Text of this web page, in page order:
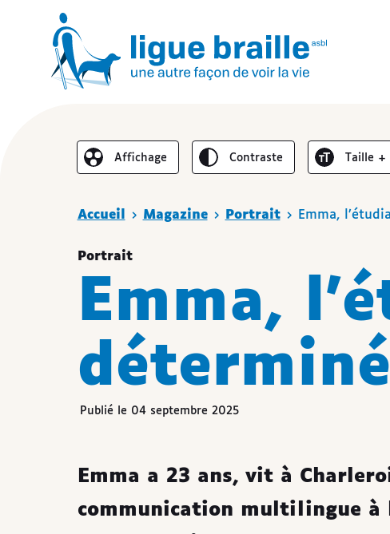
Affichage
Réduire l’affichage
Inverser le
contraste taille +
Vous êtes ici
Accueil Magazine Portrait Emma,
Portrait
Emma,
Publié le 04 septembre 2025
Emma a 23 ans, vit à
communication multilingue à